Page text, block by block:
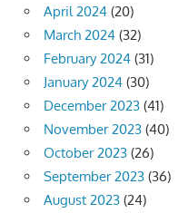
April 2024 (20)
March 2024 (32)
February 2024 (31)
January 2024 (30)
December 2023 (41)
November 2023 (40)
October 2023 (26)
September 2023 (36)
August 2023 (24)